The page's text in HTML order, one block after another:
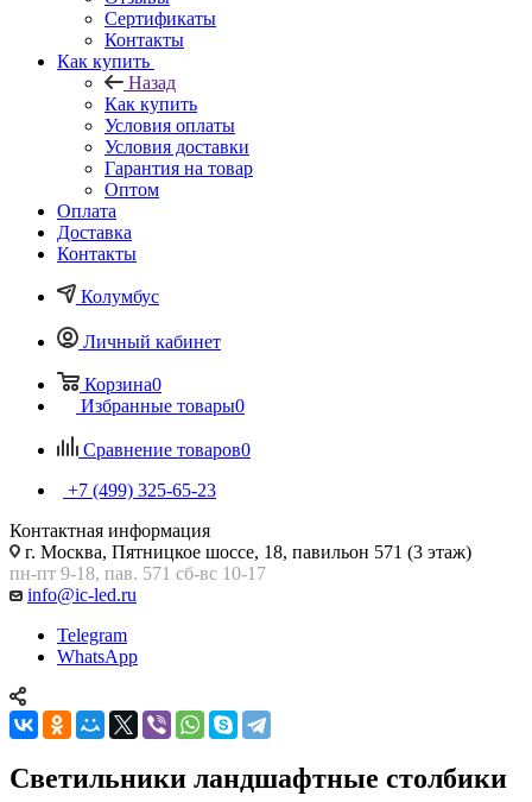
Сертификаты
Контакты
Как купить
Назад
Как купить
Условия оплаты
Условия доставки
Гарантия на товар
Оптом
Оплата
Доставка
Контакты
Колумбус
Личный кабинет
Корзина0
Избранные товары0
Сравнение товаров0
+7 (499) 325-65-23
Контактная информация
г. Москва, Пятницкое шоссе, 18, павильон 571 (3 этаж)
пн-пт 9-18, пав. 571 сб-вс 10-17
info@ic-led.ru
Telegram
WhatsApp
Светильники ландшафтные столбики